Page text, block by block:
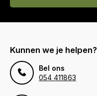
Kunnen we je helpen?
Bel ons
054 411863